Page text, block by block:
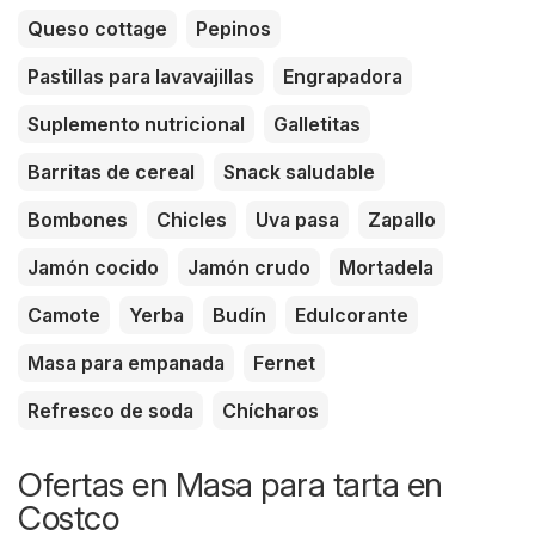
Queso cottage
Pepinos
Pastillas para lavavajillas
Engrapadora
Suplemento nutricional
Galletitas
Barritas de cereal
Snack saludable
Bombones
Chicles Uva pasa
Zapallo
Jamón cocido
Jamón crudo
Mortadela
Camote
Yerba Budín
Edulcorante
Masa para empanada
Fernet
Refresco de soda
Chícharos
Ofertas en Masa para tarta en
Costco